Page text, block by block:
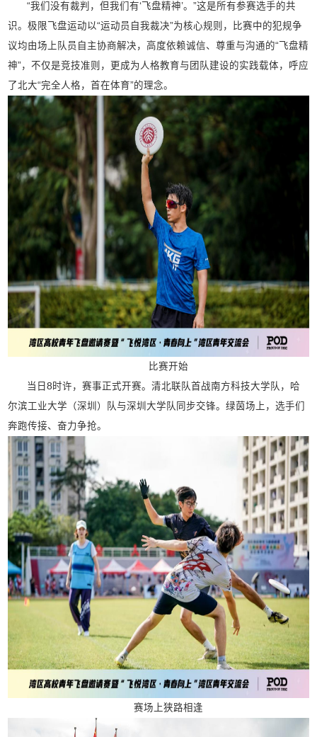
“我们没有裁判，但我们有‘飞盘精神’。”这是所有参赛选手的共
识。极限飞盘运动以“运动员自我裁决”为核心规则，比赛中的犯规争
议均由场上队员自主协商解决，高度依赖诚信、尊重与沟通的“飞盘精
神”，不仅是竞技准则，更成为人格教育与团队建设的实践载体，呼应
了北大“完全人格，首在体育”的理念。
比赛开始
当日8时许，赛事正式开赛。清北联队首战南方科技大学队，哈
尔滨工业大学（深圳）队与深圳大学队同步交锋。绿茵场上，选手们
奔跑传接、奋力争抢。
赛场上狭路相逢